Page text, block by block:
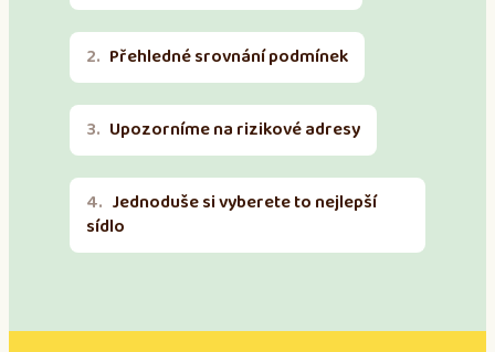
Přehledné srovnání podmínek
Upozorníme na rizikové adresy
Jednoduše si vyberete to nejlepší
sídlo